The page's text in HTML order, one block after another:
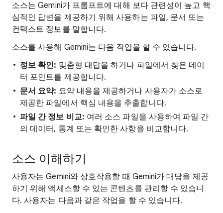
소스는 Gemini가 프롬프트에 대해 보다 관련성이 높고 핵
심적인 답변을 제공하기 위해 사용하는 파일, 문서 또는
컨텍스트 정보를 말합니다.
소스를 사용해 Gemini는 다음 작업을 할 수 있습니다.
정보 확인: 맞춤형 대답을 하거나 파일에서 찾은 데이
터 포인트를 제공합니다.
문서 요약: 요약 내용을 제공하거나 사용자가 소스로
제공한 파일에서 핵심 내용을 추출합니다.
파일 간 정보 비교: 여러 소스 파일을 사용하여 파일 간
의 데이터, 통계 또는 확인한 사항을 비교합니다.
소스 이해하기
사용자는 Gemini와 상호작용할 때 Gemini가 대답을 제공
하기 위해 액세스할 수 있는 콘텐츠를 관리할 수 있습니
다. 사용자는 다음과 같은 작업을 할 수 있습니다.